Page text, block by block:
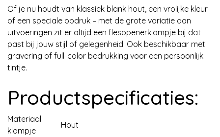
Of je nu houdt van klassiek blank hout, een vrolijke kleur
of een speciale opdruk – met de grote variatie aan
uitvoeringen zit er altijd een flesopenerklompje bij dat
past bij jouw stijl of gelegenheid. Ook beschikbaar met
gravering of full-color bedrukking voor een persoonlijk
tintje.
Productspecificaties:
Materiaal
klompje
Hout